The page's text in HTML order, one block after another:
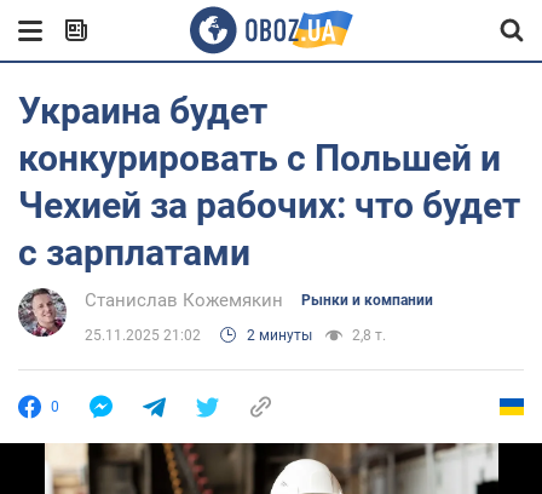
Украина будет
конкурировать с Польшей и
Чехией за рабочих: что будет
с зарплатами
Станислав Кожемякин Рынки и компании
25.11.2025 21:02 2 минуты 2,8 т.
0